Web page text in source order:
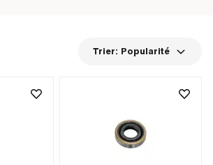
Trier: Popularité